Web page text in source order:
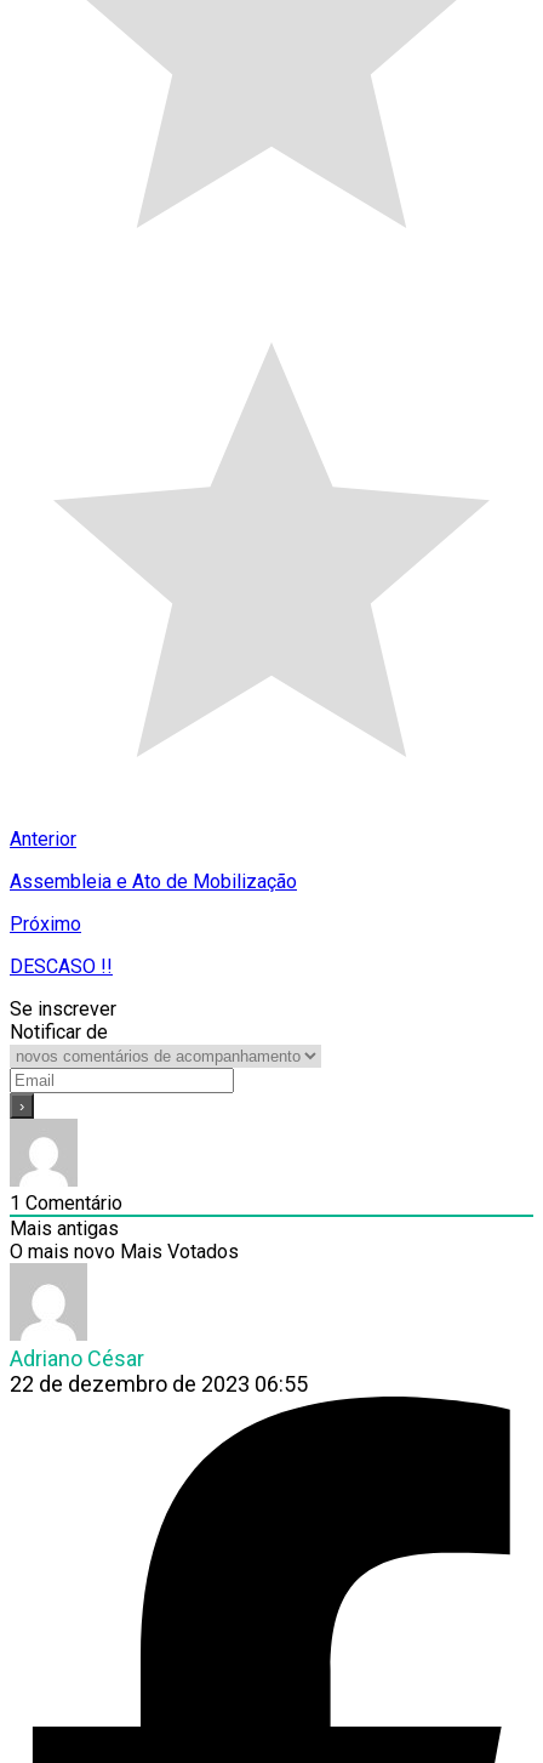
Anterior
Assembleia e Ato de Mobilização
Próximo
DESCASO !!
Se inscrever
Notificar de
1 Comentário
Mais antigas
O mais novo Mais Votados
Adriano César
22 de dezembro de 2023 06:55